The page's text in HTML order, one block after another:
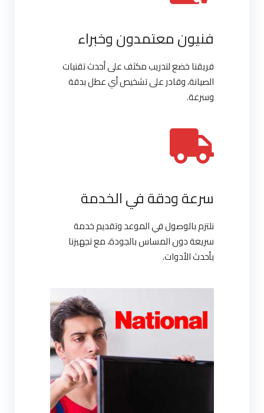
فنيون معتمدون وخبراء
فريقنا خضع لتدريب مكثف على أحدث تقنيات
الصيانة، وقادر على تشخيص أي عطل بدقة
وسرعة.
سرعة ودقة في الخدمة
نلتزم بالوصول في الموعد وتقديم خدمة
سريعة دون المساس بالجودة، مع تجهيزنا
بأحدث الأدوات.